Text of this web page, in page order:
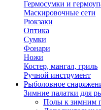
Гермосумки и
Маскировочные сети
Рюкзаки
Оптика
Сумки
Фонари
Ножи
Костер, мангал, гриль
Ручной инструмент
Рыболовное
Зимние палатки для
Полы к зимним